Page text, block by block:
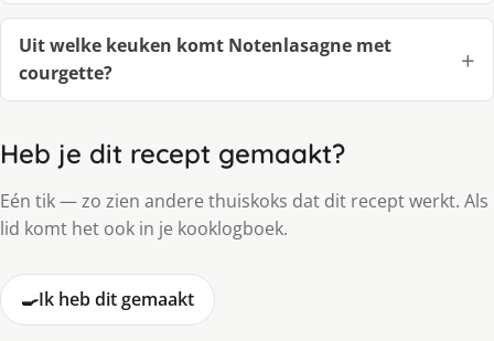
Uit welke keuken komt Notenlasagne met
courgette?
Heb je dit recept gemaakt?
Eén tik — zo zien andere thuiskoks dat dit recept werkt. Als
lid komt het ook in je kooklogboek.
🍳Ik heb dit gemaakt